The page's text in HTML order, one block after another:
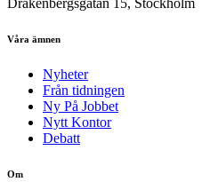
Våra ämnen
Nyheter
Från tidningen
Ny På Jobbet
Nytt Kontor
Debatt
Om